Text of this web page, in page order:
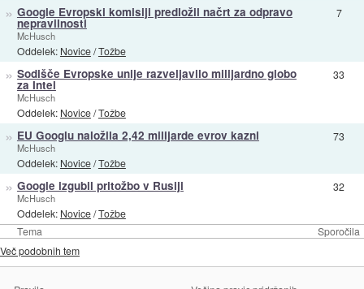
Tema Sporočila
» Google Evropski komisiji predložil načrt za odpravo
nepravilnosti
McHusch
Oddelek: Novice/Tožbe
7
» Sodišče Evropske unije razveljavilo milijardno globo
za Intel
McHusch
Oddelek: Novice/Tožbe
33
» EU Googlu naložila 2,42 milijarde evrov kazni
McHusch
Oddelek: Novice/Tožbe
73
» Google izgubil pritožbo v Rusiji
McHusch
Oddelek: Novice/Tožbe
32
Več podobnih tem